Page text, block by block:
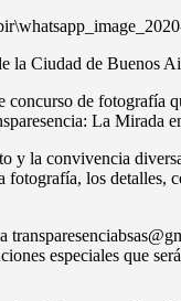
la Ciudad de Buenos
concurso de
La Mirada
y la convivencia
los detalles,
especiales que